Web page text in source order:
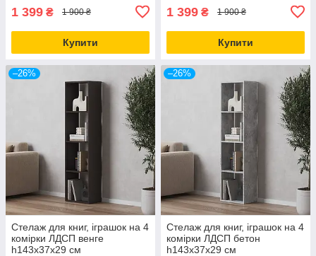
1 399 ₴ 1 900 ₴
Купити
1 399 ₴ 1 900 ₴
Купити
–26%
Стелаж для книг, іграшок на 4
комірки ЛДСП венге
h143х37х29 см
–26%
Стелаж для книг, іграшок на 4
комірки ЛДСП бетон
h143х37х29 см